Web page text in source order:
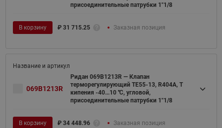
присоединительные патрубки 1"1/8
В корзину ₽ 31 715.25 Заказная позиция
069B1213R
Ридан 069B1213R — Клапан
терморегулирующий TE55-13, R404A, T
кипения -40...10 ℃, угловой,
присоединительные патрубки 1"1/8
В корзину ₽ 34 448.96 Заказная позиция